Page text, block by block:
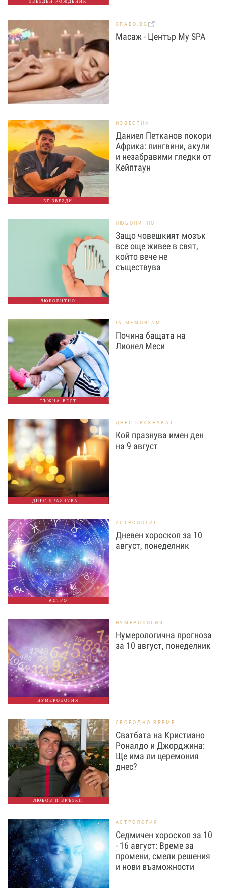
GRABO.BG
Масаж - Център My SPA
БГ ЗВЕЗДИ
ИЗВЕСТНИ
Даниел Петканов покори
Африка: пингвини, акули
и незабравими гледки от
Кейптаун
ЛЮБОПИТНО
ЛЮБОПИТНО
Защо човешкият мозък
все още живее в свят,
който вече не
съществува
ТЪЖНА ВЕСТ
IN MEMORIAM
Почина бащата на
Лионел Меси
ДНЕС ПРАЗНУВА...
ДНЕС ПРАЗНУВАТ
Кой празнува имен ден
на 9 август
АСТРО
АСТРОЛОГИЯ
Дневен хороскоп за 10
август, понеделник
НУМЕРОЛОГИЯ
НУМЕРОЛОГИЯ
Нумерологична прогноза
за 10 август, понеделник
ЛЮБОВ И ВРЪЗКИ
СВОБОДНО ВРЕМЕ
Сватбата на Кристиано
Роналдо и Джорджина:
Ще има ли церемония
днес?
АСТРОЛОГИЯ
Седмичен хороскоп за 10
- 16 август: Време за
промени, смели решения
и нови възможности